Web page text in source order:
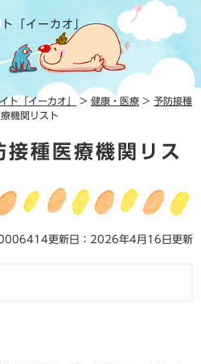
「イーカオ」
ト「イーカオ」 > 健康・医療 > 予防接種
機関リスト
接種医療機関リス
更新日：2026年4月16日更新